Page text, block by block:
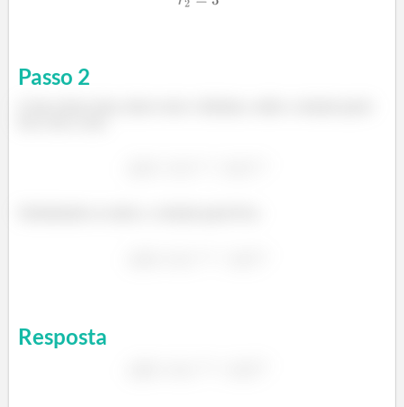
Passo 2
Resposta